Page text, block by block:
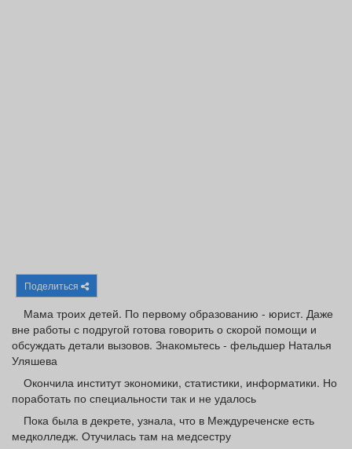
Поделиться
Мама троих детей. По первому образованию - юрист. Даже
вне работы с подругой готова говорить о скорой помощи и
обсуждать детали вызовов. Знакомьтесь - фельдшер Наталья
Уляшева
Окончила институт экономики, статистики, информатики. Но
поработать по специальности так и не удалось
Пока была в декрете, узнала, что в Междуреченске есть
медколледж. Отучилась там на медсестру